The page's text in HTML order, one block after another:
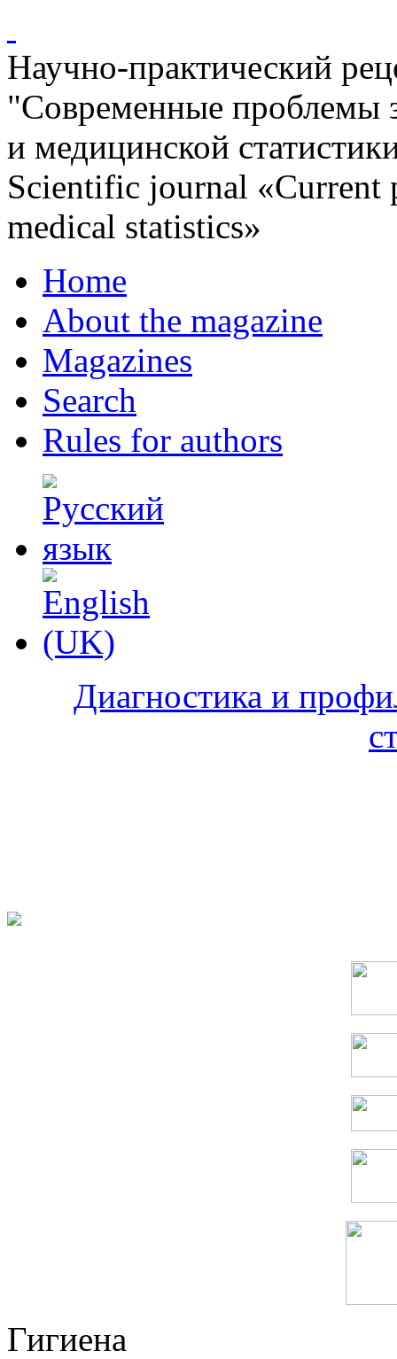
Научно-практический
"Современные проблемы
и медицинской
Scientific journal «Current
medical statistics»
Home
About the magazine
Magazines
Search
Rules for authors
Диагностика и
Гигиена